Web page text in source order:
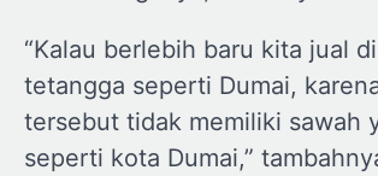
“Kalau berlebih baru kita jual
tetangga seperti Dumai,
tersebut tidak memiliki sawah
seperti kota Dumai,”